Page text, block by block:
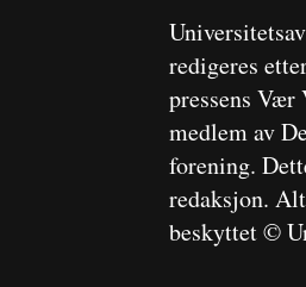
redigeres
pressens Vær
medlem av
forening.
redaksjon.
beskyttet ©